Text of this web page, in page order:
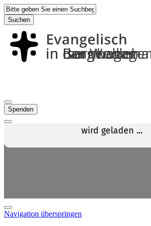
Suchen
Spenden
Navigation überspringen